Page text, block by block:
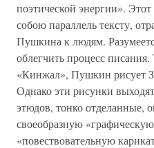
поэтической энергии».
собою параллель тексту,
Пушкина к людям.
облегчить процесс
«Кинжал», Пушкин рисует
Однако эти рисунки
этюдов, тонко отделанные,
своеобразную
«повествовательную